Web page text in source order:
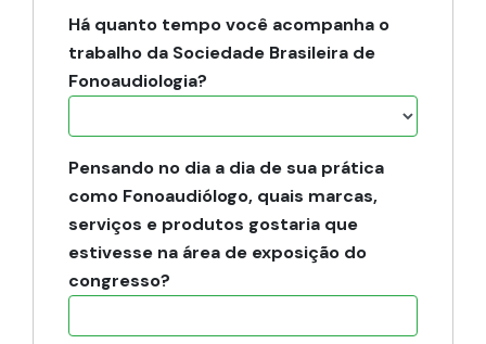
Há quanto tempo você acompanha o
trabalho da Sociedade Brasileira de
Fonoaudiologia?
Pensando no dia a dia de sua prática
como Fonoaudiólogo, quais marcas,
serviços e produtos gostaria que
estivesse na área de exposição do
congresso?